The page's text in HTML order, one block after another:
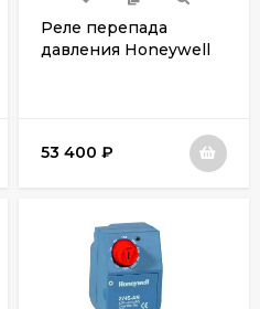
Реле перепада
давления Honeywell
53 400 ₽